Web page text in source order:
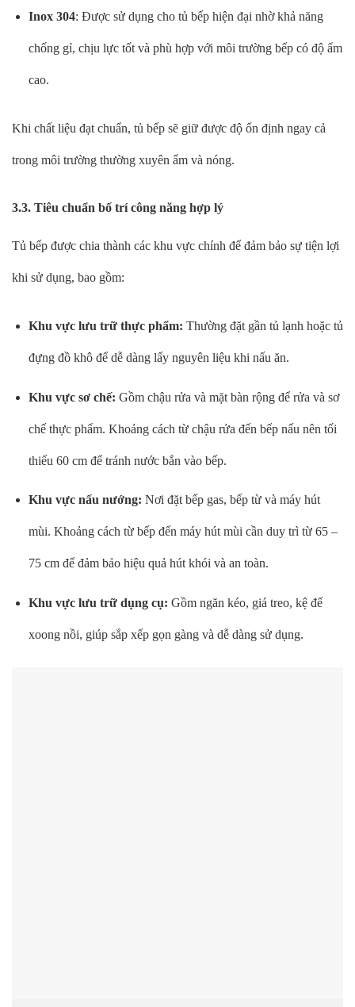
Inox 304: Được sử dụng cho tủ bếp hiện đại nhờ khả năng
chống gỉ, chịu lực tốt và phù hợp với môi trường bếp có độ ẩm
cao.
Khi chất liệu đạt chuẩn, tủ bếp sẽ giữ được độ ổn định ngay cả
trong môi trường thường xuyên ẩm và nóng.
3.3. Tiêu chuẩn bố trí công năng hợp lý
Tủ bếp được chia thành các khu vực chính để đảm bảo sự tiện lợi
khi sử dụng, bao gồm:
Khu vực lưu trữ thực phẩm: Thường đặt gần tủ lạnh hoặc tủ
đựng đồ khô để dễ dàng lấy nguyên liệu khi nấu ăn.
Khu vực sơ chế: Gồm chậu rửa và mặt bàn rộng để rửa và sơ
chế thực phẩm. Khoảng cách từ chậu rửa đến bếp nấu nên tối
thiểu 60 cm để tránh nước bắn vào bếp.
Khu vực nấu nướng: Nơi đặt bếp gas, bếp từ và máy hút
mùi. Khoảng cách từ bếp đến máy hút mùi cần duy trì từ 65 –
75 cm để đảm bảo hiệu quả hút khói và an toàn.
Khu vực lưu trữ dụng cụ: Gồm ngăn kéo, giá treo, kệ để
xoong nồi, giúp sắp xếp gọn gàng và dễ dàng sử dụng.